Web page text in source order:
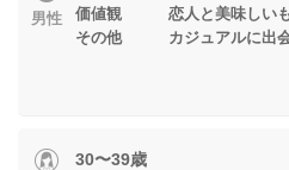
男性
価値観 恋人と美味しいも
その他 カジュアルに出会
30〜39歳